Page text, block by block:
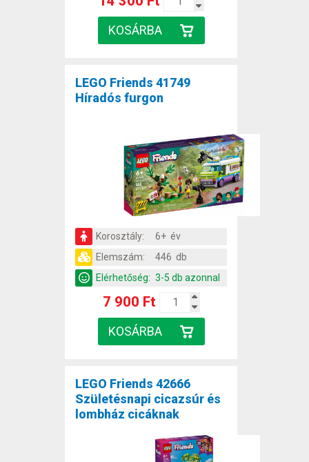
LEGO Friends 41749
Híradós furgon
Korosztály:
6+ év
Elemszám:
446 db
Elérhetőség: 3-5 db azonnal
7 900 Ft
LEGO Friends 42666
Születésnapi cicazsúr és
lombház cicáknak